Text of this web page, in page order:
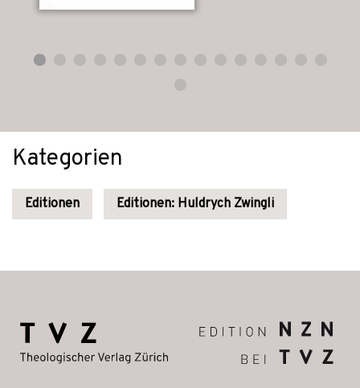
Kategorien
Editionen Editionen: Huldrych Zwingli